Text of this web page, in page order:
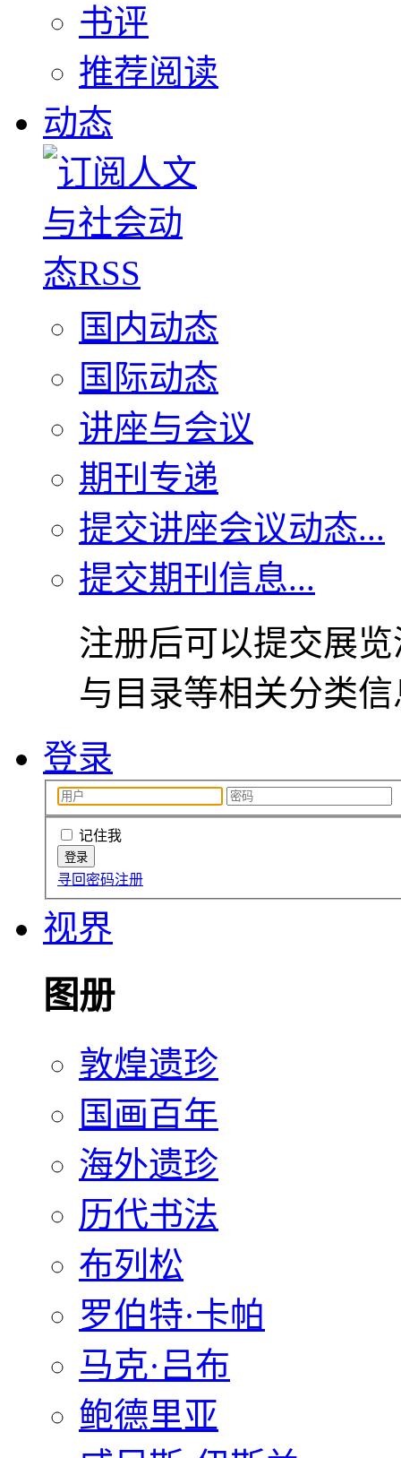
书评
推荐阅读
动态
国内动态
国际动态
讲座与会议
期刊专递
提交讲座会议动态...
提交期刊信息...
注册后可以提交展
与目录等相关分类
登录
记住我
寻回密码注册
视界
图册
敦煌遗珍
国画百年
海外遗珍
历代书法
布列松
罗伯特·卡帕
马克·吕布
鲍德里亚